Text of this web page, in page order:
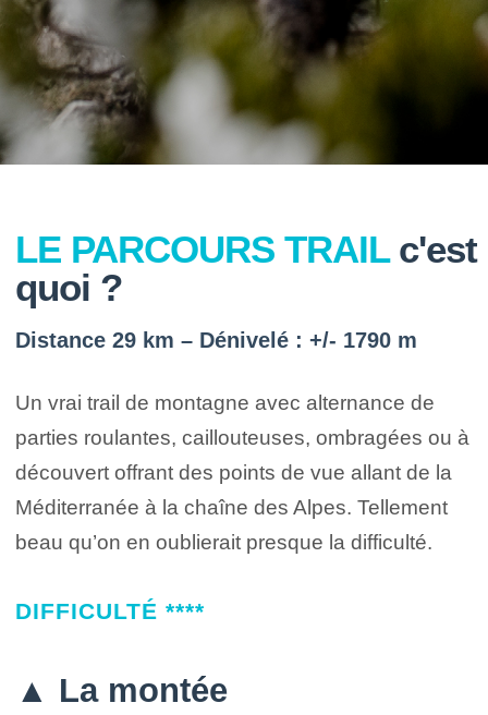
LE PARCOURS TRAILc'est
quoi ?
Distance 29 km – Dénivelé : +/- 1790 m
Un vrai trail de montagne avec alternance de
parties roulantes, caillouteuses, ombragées ou à
découvert offrant des points de vue allant de la
Méditerranée à la chaîne des Alpes. Tellement
beau qu’on en oublierait presque la difficulté.
DIFFICULTÉ ****
▲ La montée